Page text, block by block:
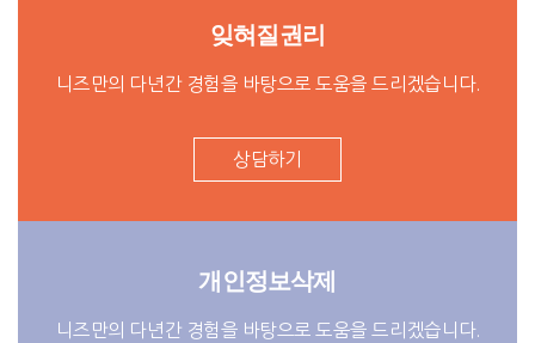
잊혀질권리
니즈만의 다년간 경험을 바탕으로 도움을 드리겠습니다.
상담하기
개인정보삭제
니즈만의 다년간 경험을 바탕으로 도움을 드리겠습니다.